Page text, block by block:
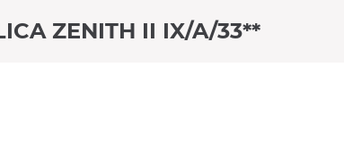
ZENITH II IX/A/33**